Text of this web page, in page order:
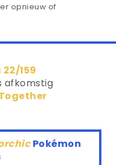
opnieuw of
159
afkomstig
Pokémon